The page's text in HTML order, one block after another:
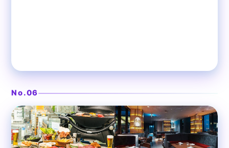
No.06
渋谷 ルーフトップバー, レストラン
渋谷の高層ルーフトップ
CE LA VI TOKYO